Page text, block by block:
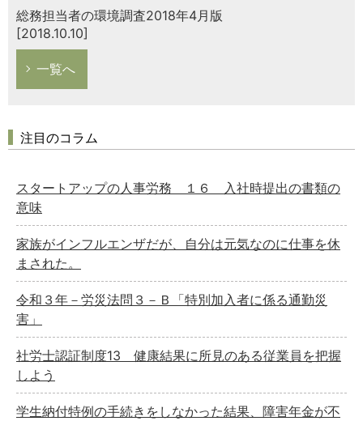
総務担当者の環境調査2018年4月版
[2018.10.10]
一覧へ
注目のコラム
スタートアップの人事労務 １６ 入社時提出の書類の
意味
家族がインフルエンザだが、自分は元気なのに仕事を休
まされた。
令和３年－労災法問３－Ｂ「特別加入者に係る通勤災
害」
社労士認証制度13 健康結果に所見のある従業員を把握
しよう
学生納付特例の手続きをしなかった結果、障害年金が不